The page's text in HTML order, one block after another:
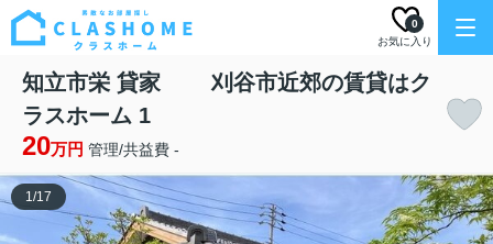
お気に入り
0
知立市栄 貸家 刈谷市近郊の賃貸はク
ラスホーム 1
20万円 管理/共益費 -
1/17